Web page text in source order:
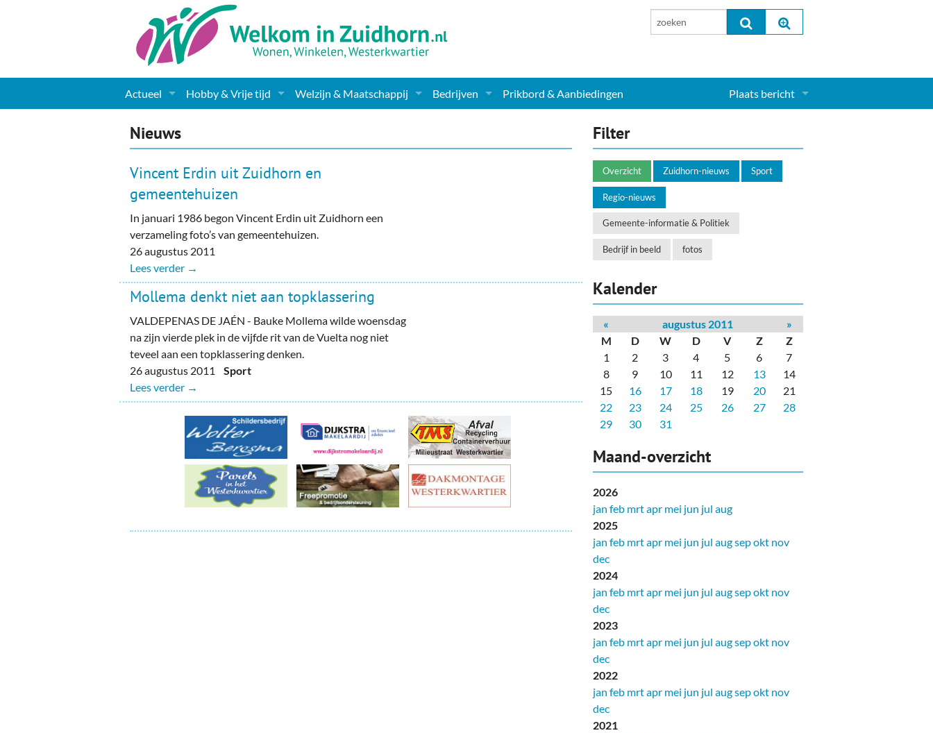
Actueel
Nieuws
Gemeente informatie
Dorpen
Woningaanbod
Columns & Redactioneel
Foto-pagina
Hobby & Vrije tijd
Kunst
Muziek
Toerisme & Musea
Podia & Dorpshuizen
Welzijn & Maatschappij
Kinderopvang
Onderwijs & jeugd
Politieke Partijen
Bedrijven
Vervoer, Auto's & Fietsen
Financiën, Makelaars & Hypotheken
Diensten, Gemak & Zakelijk
(Ver) Bouw & Onderhoud
Bedrijventerreinen
Bedrijven in de Regio Zuidhorn
Bedrijven van Vroeger
Prikbord & Aanbiedingen Plaats bericht
Nieuws
Vincent Erdin uit Zuidhorn en
gemeentehuizen
In januari 1986 begon Vincent Erdin uit Zuidhorn een
verzameling foto’s van gemeentehuizen.
26 augustus 2011
Lees verder →
Mollema denkt niet aan topklassering
VALDEPENAS DE JAÉN - Bauke Mollema wilde woensdag
na zijn vierde plek in de vijfde rit van de Vuelta nog niet
teveel aan een topklassering denken.
26 augustus 2011Sport
Lees verder →
Filter
Overzicht Zuidhorn-nieuws Sport
Regio-nieuws
Gemeente-informatie & Politiek
Bedrijf in beeld fotos
Kalender
« augustus 2011
»
M
D W D V Z
Z
1
2 3 4 5 6
7
8
9 10 11 12 13
14
15
16 17 18 19 20
21
22
23 24 25 26 27
28
29
30 31
Maand-overzicht
2026
jan feb mrtapr mei jun jul aug
2025
jan feb mrtapr mei jun jul augsepokt nov
dec
2024
jan feb mrtapr mei jun jul augsepokt nov
dec
2023
jan feb mrtapr mei jun jul augsepokt nov
dec
2022
jan feb mrtapr mei jun jul augsepokt nov
dec
2021